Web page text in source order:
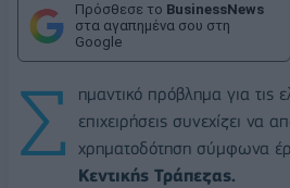
Πρόσθεσε το BusinessNews
στα αγαπημένα σου στη
Google
Σ
ημαντικό πρόβλημα για τις
επιχειρήσεις συνεχίζει να
χρηματοδότηση σύμφωνα
Κεντικής Τράπεζας.